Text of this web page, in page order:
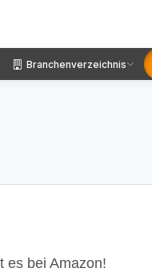
Branchenverzeichnis
es bei Amazon!